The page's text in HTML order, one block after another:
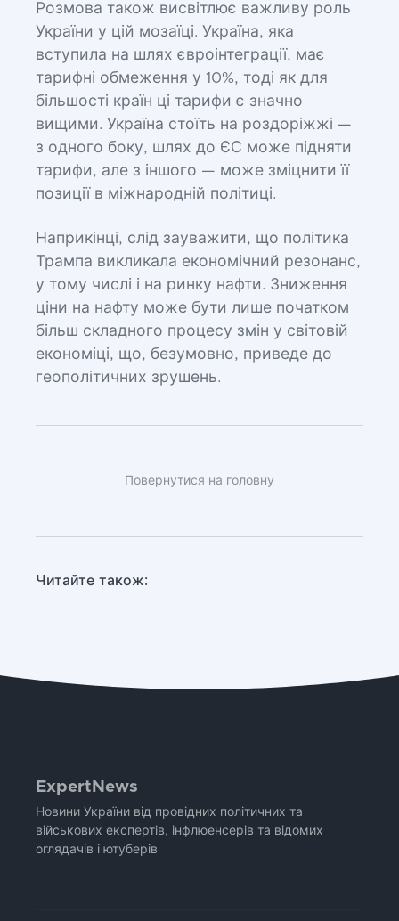
Розмова також висвітлює важливу роль
України у цій мозаїці. Україна, яка
вступила на шлях євроінтеграції, має
тарифні обмеження у 10%, тоді як для
більшості країн ці тарифи є значно
вищими. Україна стоїть на роздоріжжі —
з одного боку, шлях до ЄС може підняти
тарифи, але з іншого — може зміцнити її
позиції в міжнародній політиці.
Наприкінці, слід зауважити, що політика
Трампа викликала економічний резонанс,
у тому числі і на ринку нафти. Зниження
ціни на нафту може бути лише початком
більш складного процесу змін у світовій
економіці, що, безумовно, приведе до
геополітичних зрушень.
Повернутися на головну
Читайте також:
ExpertNews
Новини України від провідних політичних та
військових експертів, інфлюенсерів та відомих
оглядачів і ютуберів